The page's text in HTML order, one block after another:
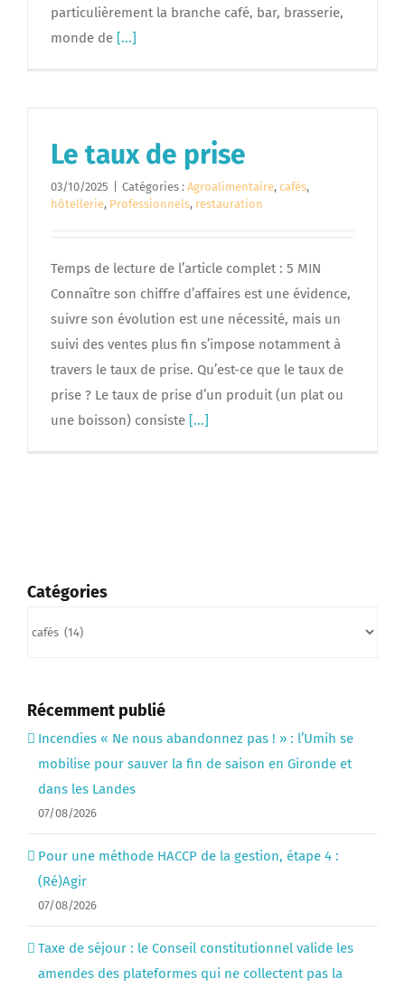
particulièrement la branche café, bar, brasserie,
monde de [...]
Le taux de prise
03/10/2025 Catégories : Agroalimentaire, cafés,
hôtellerie, Professionnels, restauration
Temps de lecture de l’article complet : 5 MIN
Connaître son chiffre d’affaires est une évidence,
suivre son évolution est une nécessité, mais un
suivi des ventes plus fin s’impose notamment à
travers le taux de prise. Qu’est-ce que le taux de
prise ? Le taux de prise d’un produit (un plat ou
une boisson) consiste [...]
Catégories
Récemment publié
Incendies « Ne nous abandonnez pas ! » : l’Umih se
mobilise pour sauver la fin de saison en Gironde et
dans les Landes
07/08/2026
Pour une méthode HACCP de la gestion, étape 4 :
(Ré)Agir
07/08/2026
Taxe de séjour : le Conseil constitutionnel valide les
amendes des plateformes qui ne collectent pas la